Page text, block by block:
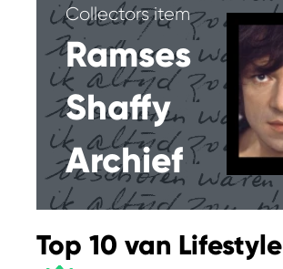
Collectors item
Ramses
Shaffy
Archief
Top 10 van Lifestyle